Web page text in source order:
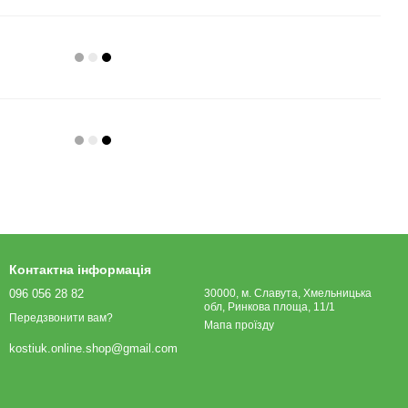
Контактна інформація
096 056 28 82
Передзвонити вам?
kostiuk.online.shop@gmail.com
30000, м. Славута, Хмельницька
обл, Ринкова площа, 11/1
Мапа проїзду